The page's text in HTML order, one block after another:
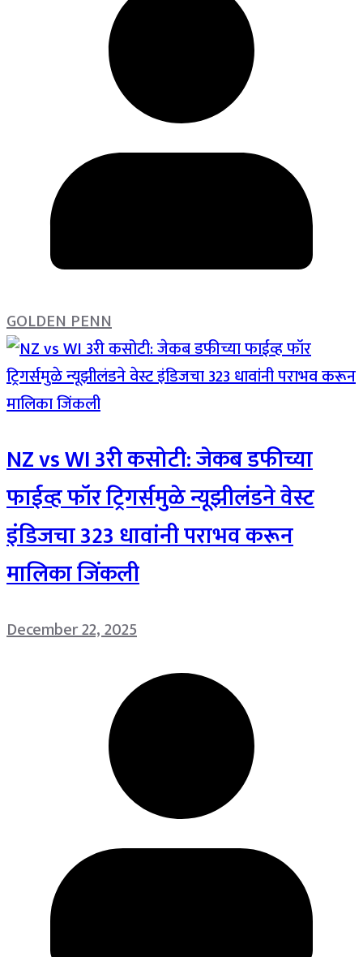
GOLDEN PENN
NZ vs WI 3री कसोटी: जेकब डफीच्या
फाईव्ह फॉर ट्रिगर्समुळे न्यूझीलंडने वेस्ट
इंडिजचा 323 धावांनी पराभव करून
मालिका जिंकली
December 22, 2025